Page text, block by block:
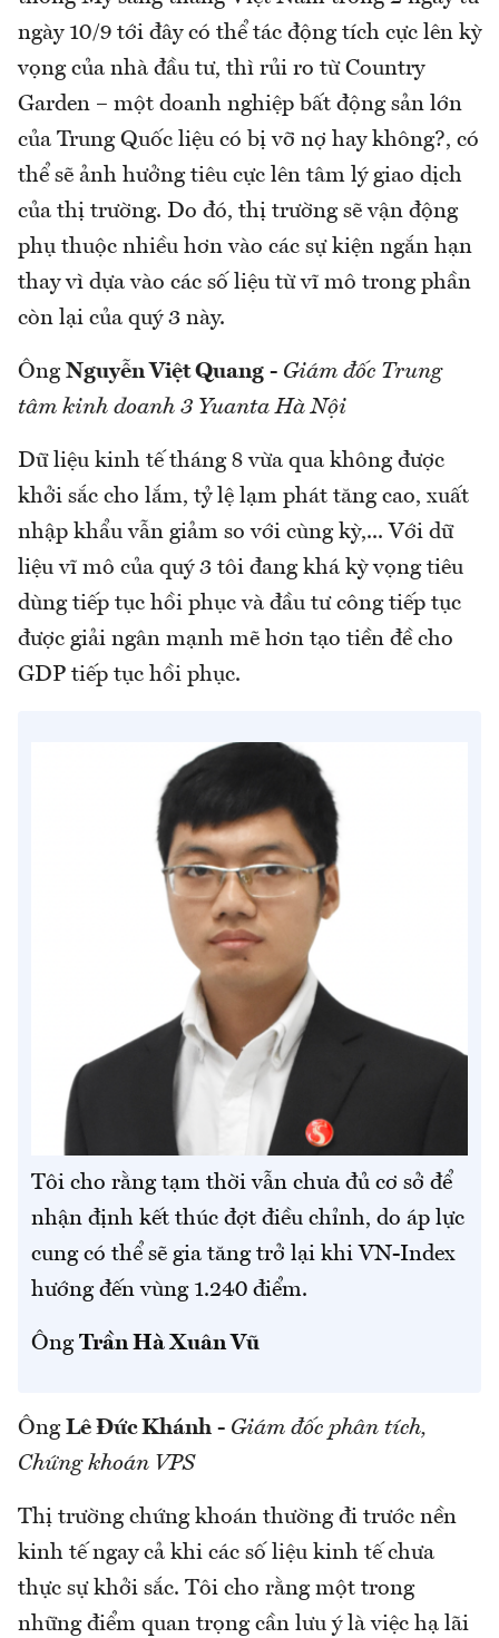
ngày 10/9 tới đây có thể tác động tích cực lên kỳ
vọng của nhà đầu tư, thì rủi ro từ Country
Garden – một doanh nghiệp bất động sản lớn
của Trung Quốc liệu có bị vỡ nợ hay không?, có
thể sẽ ảnh hưởng tiêu cực lên tâm lý giao dịch
của thị trường. Do đó, thị trường sẽ vận động
phụ thuộc nhiều hơn vào các sự kiện ngắn hạn
thay vì dựa vào các số liệu từ vĩ mô trong phần
còn lại của quý 3 này.
Ông Nguyễn Việt Quang - Giám đốc Trung
tâm kinh doanh 3 Yuanta Hà Nội
Dữ liệu kinh tế tháng 8 vừa qua không được
khởi sắc cho lắm, tỷ lệ lạm phát tăng cao, xuất
nhập khẩu vẫn giảm so với cùng kỳ,... Với dữ
liệu vĩ mô của quý 3 tôi đang khá kỳ vọng tiêu
dùng tiếp tục hồi phục và đầu tư công tiếp tục
được giải ngân mạnh mẽ hơn tạo tiền đề cho
GDP tiếp tục hồi phục.
Tôi cho rằng tạm thời vẫn chưa đủ cơ sở để
nhận định kết thúc đợt điều chỉnh, do áp lực
cung có thể sẽ gia tăng trở lại khi VN-Index
hướng đến vùng 1.240 điểm.
Ông Trần Hà Xuân Vũ
Ông Lê Đức Khánh - Giám đốc phân tích,
Chứng khoán VPS
Thị trường chứng khoán thường đi trước nền
kinh tế ngay cả khi các số liệu kinh tế chưa
thực sự khởi sắc. Tôi cho rằng một trong
những điểm quan trọng cần lưu ý là việc hạ lãi